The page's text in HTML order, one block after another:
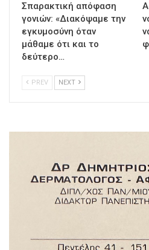
Σπαρακτική απόφαση
γονιών: «Διακόψαμε την
εγκυμοσύνη όταν
μάθαμε ότι και το
δεύτερο…
PREV NEXT